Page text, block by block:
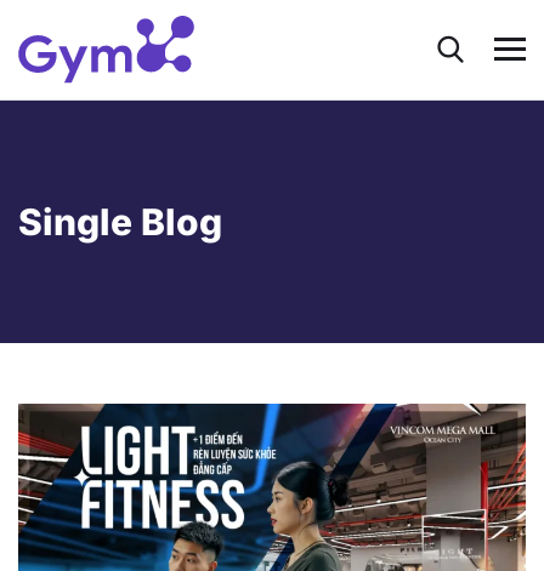
Single Blog